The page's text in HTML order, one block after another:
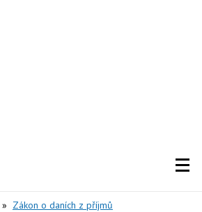
» Zákon o daních z příjmů